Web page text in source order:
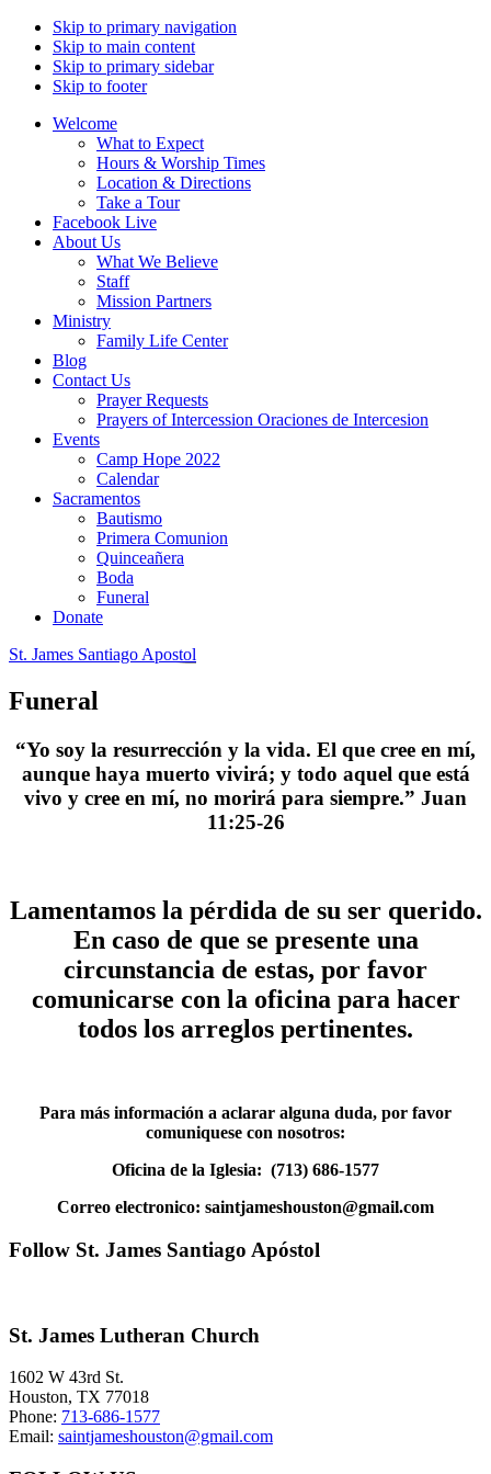
Skip to primary navigation
Skip to main content
Skip to primary sidebar
Skip to footer
Welcome
What to Expect
Hours & Worship Times
Location & Directions
Take a Tour
Facebook Live
About Us
What We Believe
Staff
Mission Partners
Ministry
Family Life Center
Blog
Contact Us
Prayer Requests
Prayers of Intercession Oraciones de Intercesion
Events
Camp Hope 2022
Calendar
Sacramentos
Bautismo
Primera Comunion
Quinceañera
Boda
Funeral
Donate
St. James Santiago Apostol
Funeral
“Yo soy la resurrección y la vida. El que cree en mí,
aunque haya muerto vivirá; y todo aquel que está
vivo y cree en mí, no morirá para siempre.” Juan
11:25-26
Lamentamos la pérdida de su ser querido.
En caso de que se presente una
circunstancia de estas, por favor
comunicarse con la oficina para hacer
todos los arreglos pertinentes.
Para más información a aclarar alguna duda, por favor
comuniquese con nosotros:
Oficina de la Iglesia: (713) 686-1577
Correo electronico: saintjameshouston@gmail.com
Primary
Follow St. James Santiago Apóstol
Footer
St. James Lutheran Church
1602 W 43rd St.
Houston, TX 77018
Phone: 713-686-1577
Email: saintjameshouston@gmail.com